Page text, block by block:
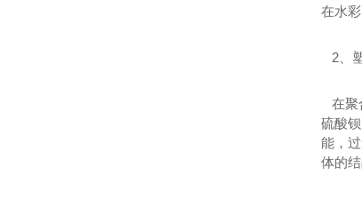
在水
2、
在聚
硫酸
能，
体的